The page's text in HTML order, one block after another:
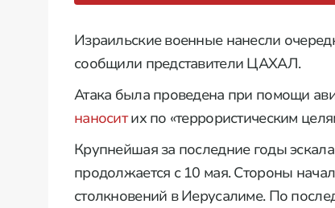
Израильские военные нанесли
сообщили представители ЦАХАЛ.
Атака была проведена при помощи
наноситих по «террористическим
Крупнейшая за последние годы
продолжается с 10 мая. Стороны
столкновений в Иерусалиме. По